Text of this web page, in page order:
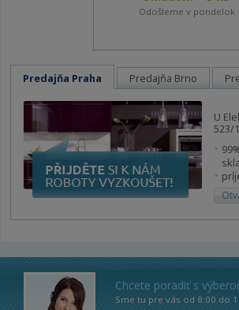
Odošleme v pondelok
Predajňa Praha Predajňa Brno
U
523/
Chcete poradiť s
Sme tu pre vás od 8:00 do